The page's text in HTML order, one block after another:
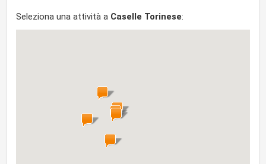
Seleziona una attività a Caselle Torinese: